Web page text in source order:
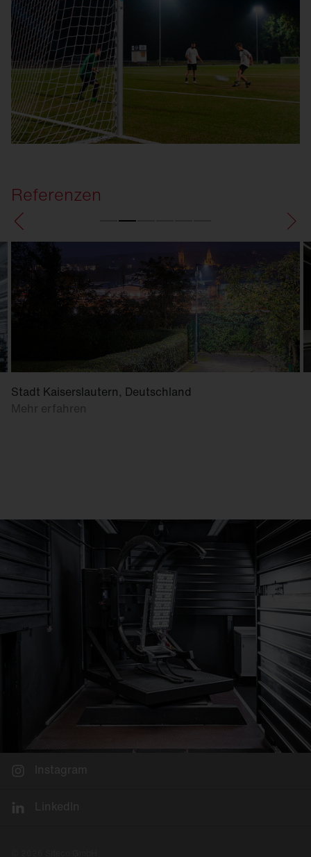
Referenzen
Stadt Kaiserslautern, Deutschland
Mehr erfahren
Instagram
LinkedIn